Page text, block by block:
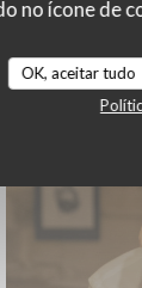
no ícone de
OK, aceitar tudo